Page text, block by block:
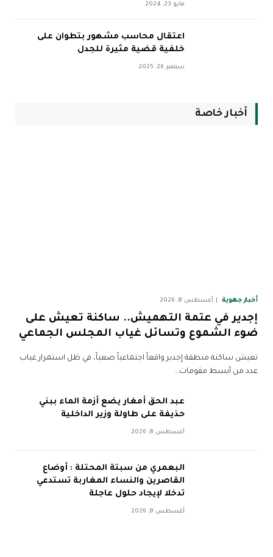
مايو 23, 2024
اعتقال محاسب مشهور بتطوان على
خلفية قضية مثيرة للجدل
سبتمبر 26, 2025
أخبار خاصة
أخبار جهوية أغسطس 8, 2026
إجدير في عتمة التهميش.. ساكنة تعيش على
ضوء الشموع وتسائل غياب المجلس الجماعي
تعيش ساكنة منطقة إجدير واقعاً اجتماعياً صعباً، في ظل استمرار غياب
عدد من أبسط مقومات…
عبد الحق أمغار يضع أزمة الماء ببني
حذيفة على طاولة وزير الداخلية
أغسطس 8, 2026
البعمري من سبتة المحتلة : أوضاع
القاصرين والنساء المغاربة تستدعي
تدخلا لإيجاد حلول عاجلة
أغسطس 8, 2026